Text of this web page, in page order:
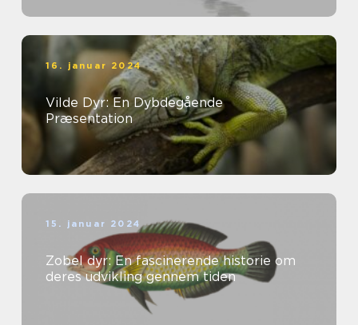
16. januar 2024
Vilde Dyr: En Dybdegående
Præsentation
15. januar 2024
Zobel dyr: En fascinerende historie om
deres udvikling gennem tiden